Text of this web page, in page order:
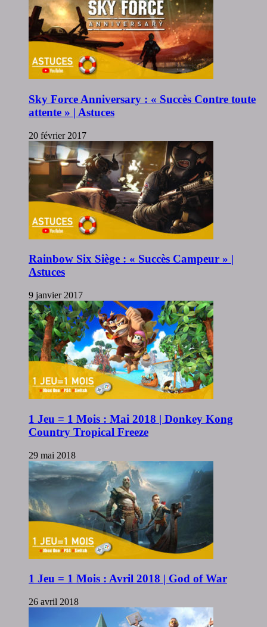
Sky Force Anniversary : « Succès Contre toute
attente » | Astuces
20 février 2017
Rainbow Six Siège : « Succès Campeur » |
Astuces
9 janvier 2017
1 Jeu = 1 Mois : Mai 2018 | Donkey Kong
Country Tropical Freeze
29 mai 2018
1 Jeu = 1 Mois : Avril 2018 | God of War
26 avril 2018